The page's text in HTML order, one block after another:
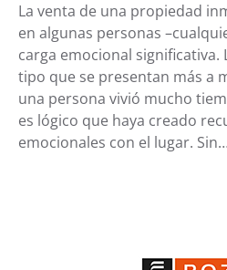
La venta de una propiedad
en algunas personas
carga emocional significativa.
tipo que se presentan más a
una persona vivió mucho
es lógico que haya creado
emocionales con el lugar.